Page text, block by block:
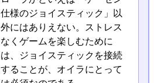
仕様のジョイスティック」以
外にはありえない。ストレス
なくゲームを楽しむために
は、ジョイスティックを接続
することが、オイラにとって